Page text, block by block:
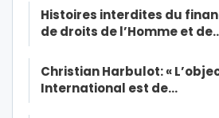
Histoires interdites du
de droits de l’Homme et
Christian Harbulot: «
International est de…